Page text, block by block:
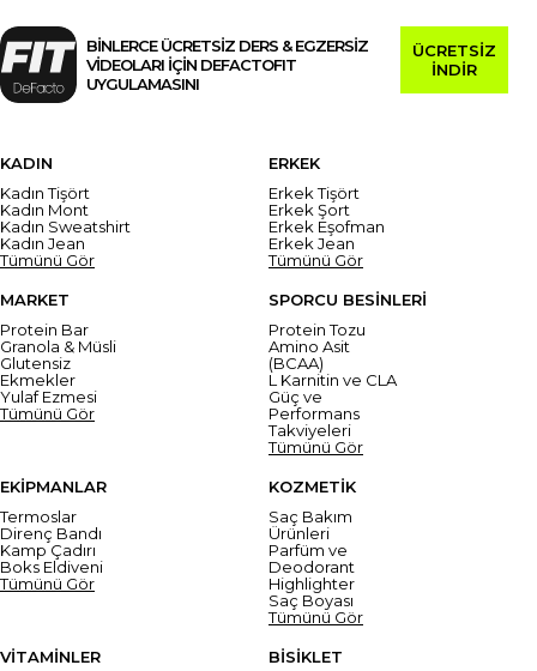
BİNLERCE ÜCRETSİZ DERS & EGZERSİZ
VİDEOLARI İÇİN DEFACTOFIT
UYGULAMASINI
ÜCRETSİZ
İNDİR
KADIN
Kadın Tişört
Kadın Mont
Kadın Sweatshirt
Kadın Jean
Tümünü Gör
ERKEK
Erkek Tişört
Erkek Şort
Erkek Eşofman
Erkek Jean
Tümünü Gör
MARKET
Protein Bar
Granola & Müsli
Glutensiz
Ekmekler
Yulaf Ezmesi
Tümünü Gör
SPORCU BESİNLERİ
Protein Tozu
Amino Asit
(BCAA)
L Karnitin ve CLA
Güç ve
Performans
Takviyeleri
Tümünü Gör
EKİPMANLAR
Termoslar
Direnç Bandı
Kamp Çadırı
Boks Eldiveni
Tümünü Gör
KOZMETİK
Saç Bakım
Ürünleri
Parfüm ve
Deodorant
Highlighter
Saç Boyası
Tümünü Gör
VİTAMİNLER
BİSİKLET